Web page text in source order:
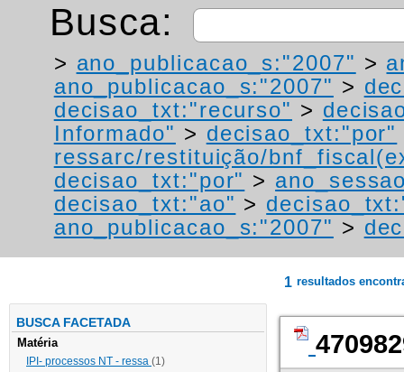
Busca:
> ano_publicacao_s:"2007" >
ano_publicacao_s:"2007" >
decisao_txt:"recurso" >
Informado" > decisao_txt:"por"
ressarc/restituição/
decisao_txt:"por" >
decisao_txt:"ao" >
ano_publicacao_s:"2007" >
BUSCA FACETADA
Matéria
IPI- processos NT - ressa (1)
1 resultados